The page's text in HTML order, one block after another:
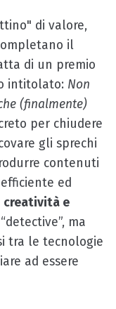
di valore,
il
di un premio
intitolato: Non
(finalmente)
per chiudere
gli sprechi
contenuti
ed
creatività e
ma
tra le tecnologie
ad essere